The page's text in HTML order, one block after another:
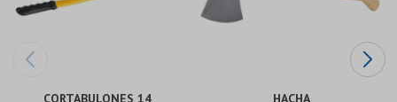
CORTABULONES 14
HACHA